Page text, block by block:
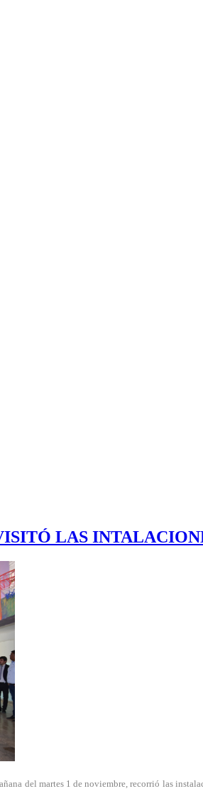
LAS
del martes 1 de noviembre, recorrió las